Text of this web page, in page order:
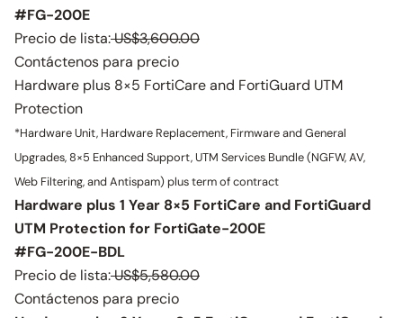
#FG-200E
Precio de lista:US$3,600.00
Contáctenos para precio
Hardware plus 8×5 FortiCare and FortiGuard UTM
Protection
*Hardware Unit, Hardware Replacement, Firmware and General
Upgrades, 8×5 Enhanced Support, UTM Services Bundle (NGFW, AV,
Web Filtering, and Antispam) plus term of contract
Hardware plus 1 Year 8×5 FortiCare and FortiGuard
UTM Protection for FortiGate-200E
#FG-200E-BDL
Precio de lista:US$5,580.00
Contáctenos para precio